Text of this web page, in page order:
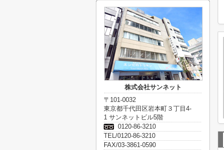
株式会社サンネット
〒101-0032
東京都千代田区岩本町３丁目4-
1 サンネットビル5階
0120-86-3210
TEL/0120-86-3210
FAX/03-3861-0590